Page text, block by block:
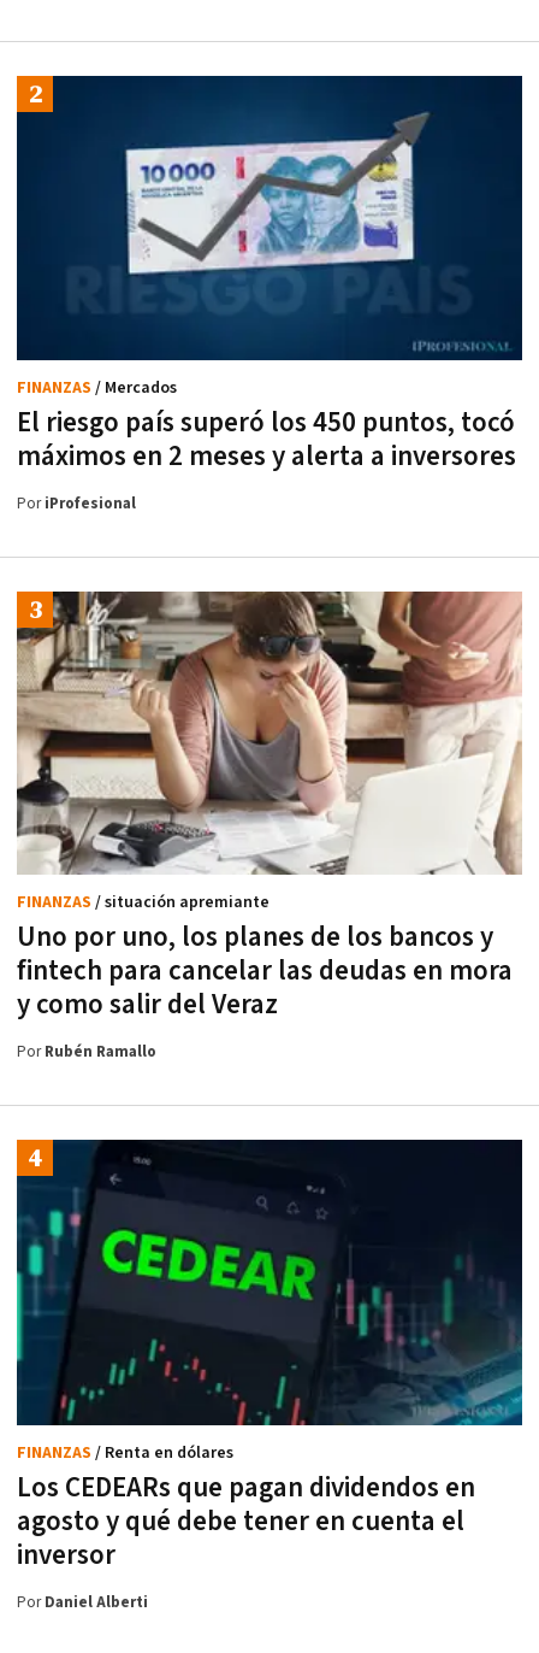
El riesgo país superó los 450 puntos, tocó
máximos en 2 meses y alerta a inversores
FINANZAS / Mercados
PoriProfesional
Uno por uno, los planes de los bancos y
fintech para cancelar las deudas en mora
y como salir del Veraz
FINANZAS / situación apremiante
PorRubén Ramallo
Los CEDEARs que pagan dividendos en
agosto y qué debe tener en cuenta el
inversor
FINANZAS / Renta en dólares
PorDaniel Alberti